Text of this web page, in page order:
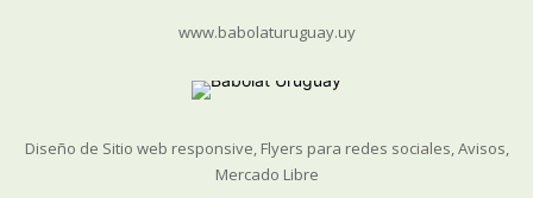
www.babolaturuguay.uy
Diseño de Sitio web responsive, Flyers para redes sociales, Avisos,
Mercado Libre